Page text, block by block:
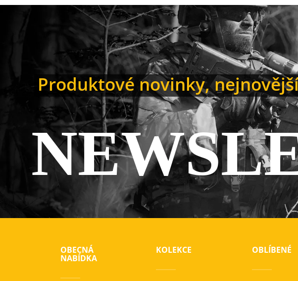
Produktové novinky,
OBECNÁ
NABÍDKA
KOLEKCE OBLÍBENÉ